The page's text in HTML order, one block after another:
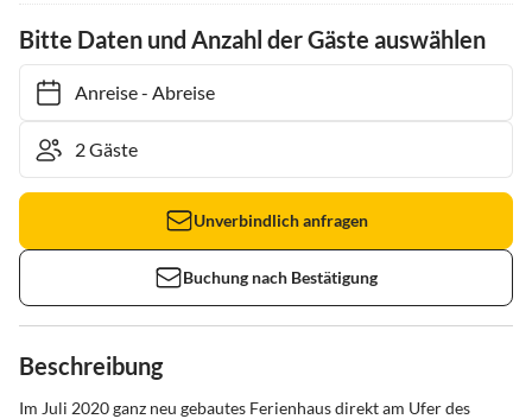
Bitte Daten und Anzahl der Gäste auswählen
Anreise- Abreise
Unverbindlich anfragen
Buchung nach Bestätigung
Beschreibung
Im Juli 2020 ganz neu gebautes Ferienhaus direkt am Ufer des